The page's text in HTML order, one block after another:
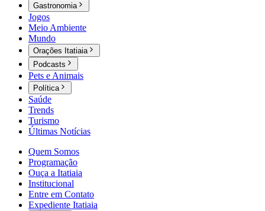
Gastronomia
Jogos
Meio Ambiente
Mundo
Orações Itatiaia
Podcasts
Pets e Animais
Política
Saúde
Trends
Turismo
Últimas Notícias
Quem Somos
Programação
Ouça a Itatiaia
Institucional
Entre em Contato
Expediente Itatiaia